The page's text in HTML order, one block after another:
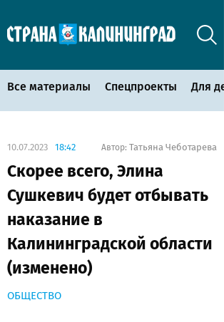
Все материалы Спецпроекты Для
10.07.2023 18:42 Автор: Татьяна Чеботарева
Скорее всего, Элина
Сушкевич будет отбывать
наказание в
Калининградской области
(изменено)
ОБЩЕСТВО